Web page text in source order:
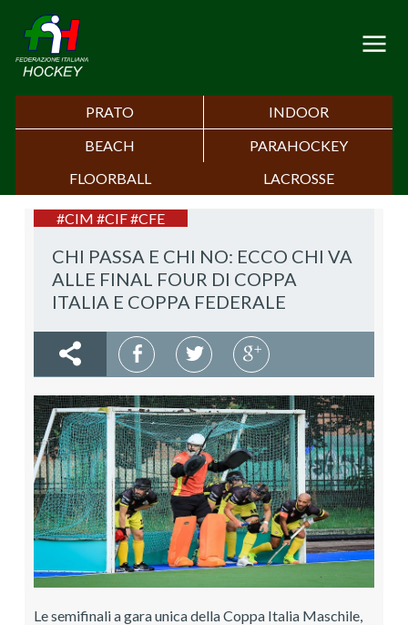
PRATO
INDOOR
BEACH
PARAHOCKEY
FLOORBALL
LACROSSE
CHI PASSA E CHI NO: ECCO CHI VA
ALLE FINAL FOUR DI COPPA
ITALIA E COPPA FEDERALE
#CIM #CIF #CFE
Le semifinali a gara unica della Coppa Italia Maschile,